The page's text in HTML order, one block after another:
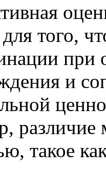
того,
при
и
такое